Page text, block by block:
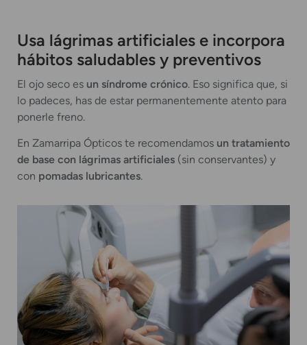
Usa lágrimas artificiales e incorpora
hábitos saludables y preventivos
El ojo seco es un síndrome crónico. Eso significa que, si
lo padeces, has de estar permanentemente atento para
ponerle freno.
En Zamarripa Ópticos te recomendamos un tratamiento
de base con lágrimas artificiales (sin conservantes) y
con pomadas lubricantes.